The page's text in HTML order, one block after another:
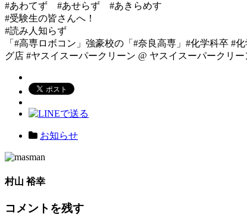
#あわてず #あせらず #あきらめす
#受験生の皆さんへ！
#読み人知らず
「#高専ロボコン」強豪校の「#奈良高専」#化学科卒 #
グ店 #ヤスイスーパークリーン @ ヤスイスーパークリ
お知らせ
村山 裕幸
コメントを残す